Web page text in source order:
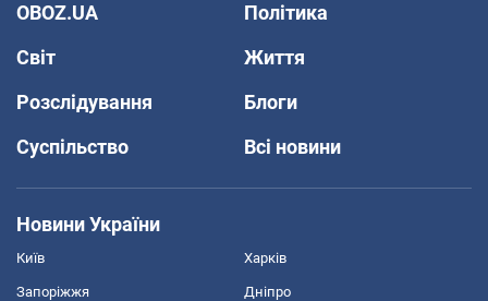
OBOZ.UA
Політика
Світ
Життя
Розслідування
Блоги
Суспільство
Всі новини
Новини України
Київ Харків
Запоріжжя Дніпро